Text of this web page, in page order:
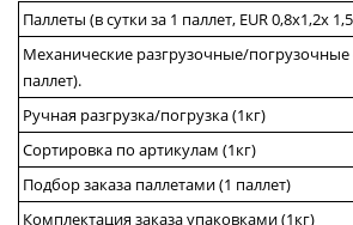
Паллеты (в сутки за 1 паллет, EUR 0,8x1,2х
Механические разгрузочные/погрузочные
паллет).
Ручная разгрузка/погрузка (1кг)
Сортировка по артикулам (1кг)
Подбор заказа паллетами (1 паллет)
Комплектация заказа упаковками (1кг)